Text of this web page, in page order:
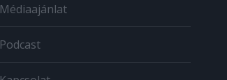
Médiaajánlat
Podcast